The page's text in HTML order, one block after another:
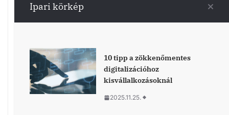
Sanctuary Cove International Boat Show, the most
influential nautical event in the Southern Hemisphere.
Ipari körkép
10 tipp a zökkenőmentes
digitalizációhoz
kisvállalkozásoknál
2025.11.25.